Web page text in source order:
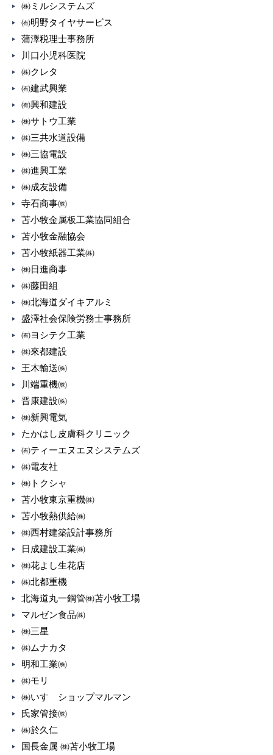
㈱ミルシステムズ
㈲明野タイヤサービス
蒲澤税理士事務所
川口小児科医院
㈱クレタ
㈲建武興業
㈲興和建設
㈱サトウ工業
㈱三共水道設備
㈱三協電設
㈱進興工業
㈱成友設備
寺石商事㈱
苫小牧金属板工業協同組合
苫小牧金融協会
苫小牧紙器工業㈱
㈱日進商事
㈱藤田組
㈱北海道ダイキアルミ
盛澤社会保険労務士事務所
㈲ヨシテク工業
㈱來都建設
王木輸送㈱
川端重機㈱
晋康建設㈱
㈱新興電気
たかはし皮膚科クリニック
㈲ティーエヌエヌシステムズ
㈱電友社
㈱トクシャ
苫小牧東京重機㈱
苫小牧熱供給㈱
㈱西村建築設計事務所
日成建設工業㈱
㈱花よし生花店
㈱北都重機
北海道丸一鋼管㈱苫小牧工場
マルゼン食品㈱
㈱三星
㈱ムナカタ
明和工業㈱
㈱モリ
㈱いすゞショップマルマン
氏家管接㈱
㈱於久仁
国長金属 ㈱苫小牧工場